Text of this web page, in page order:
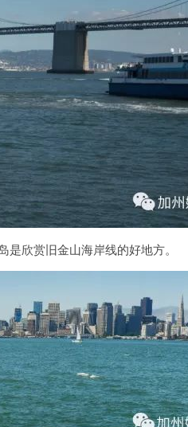
过其他红木林；⭐️⭐️去过其他
欣赏旧金山海岸线的好地方。